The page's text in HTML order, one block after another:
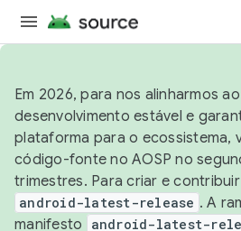
Em 2026, para nos alinharmos
desenvolvimento estável e
plataforma para o ecossistema,
código-fonte no AOSP no
trimestres. Para criar e contribuir
android-latest-release . A
manifesto
android-latest-